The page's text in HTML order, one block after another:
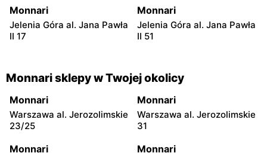
Monnari
Jelenia Góra al. Jana Pawła
II 17
Monnari
Jelenia Góra al. Jana Pawła
II 51
Monnari sklepy w Twojej okolicy
Monnari
Warszawa al. Jerozolimskie
23/25
Monnari
Warszawa al. Jerozolimskie
31
Monnari Monnari